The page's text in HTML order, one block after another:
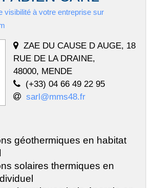
visibilité à votre entreprise sur
ZAE DU CAUSE D AUGE, 18
RUE DE LA DRAINE,
48000, MENDE
(+33) 04 66 49 22 95
sarl@mms48.fr
géothermiques en habitat
solaires thermiques en